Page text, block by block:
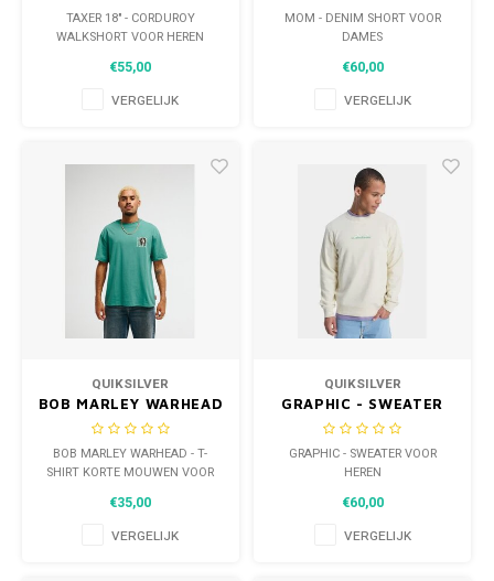
HEREN
TAXER 18" - CORDUROY
WALKSHORT VOOR HEREN
€55,00
VERGELIJK
MOM - DENIM SHORT VOOR
DAMES
€60,00
VERGELIJK
QUIKSILVER
BOB MARLEY WARHEAD
- T-SHIRT KORTE
MOUWEN VOOR HEREN
BOB MARLEY WARHEAD - T-
SHIRT KORTE MOUWEN VOOR
€35,00
VERGELIJK
QUIKSILVER
GRAPHIC - SWEATER
VOOR HEREN
GRAPHIC - SWEATER VOOR
HEREN
€60,00
VERGELIJK